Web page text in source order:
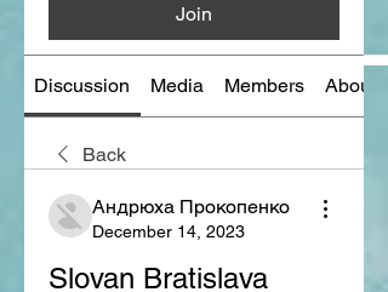
Join
Discussion Media Members About
Back
Андрюха Прокопенко
December 14, 2023
Slovan Bratislava